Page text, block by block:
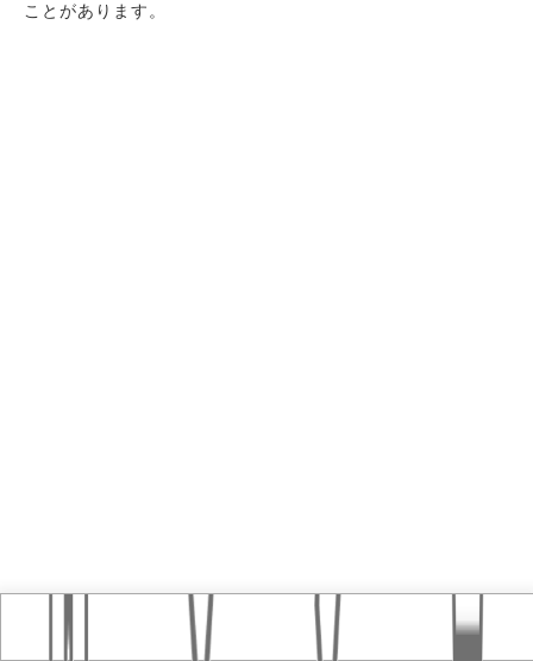
ことがあります。
おすすめ記事